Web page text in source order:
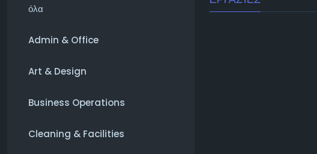
όλα
Admin & Office
Art & Design
Business Operations
Cleaning & Facilities